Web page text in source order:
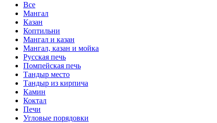
Все
Мангал
Казан
Коптильни
Мангал и казан
Мангал, казан и мойка
Русская печь
Помпейская печь
Тандыр место
Тандыр из кирпича
Камин
Коктал
Печи
Угловые порядовки